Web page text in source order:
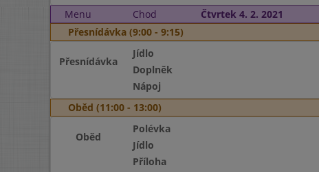
Menu
Chod Čtvrtek 4. 2. 2021
Přesnídávka (9:00 - 9:15)
Přesnídávka
Jídlo
Doplněk
Nápoj
Oběd (11:00 - 13:00)
Oběd
Polévka
Jídlo
Příloha